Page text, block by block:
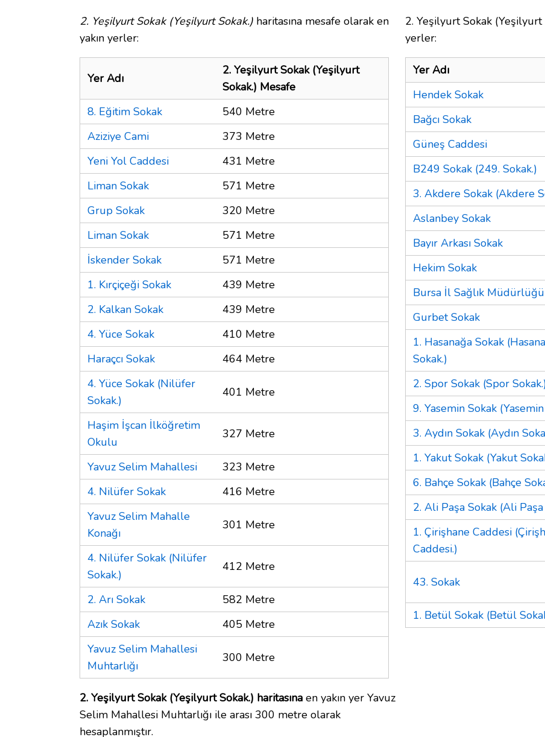
2. Yeşilyurt Sokak (Yeşilyurt Sokak.) haritasına mesafe olarak en
yakın yerler:
Yer Adı
2. Yeşilyurt Sokak (Yeşilyurt
Sokak.) Mesafe
8. Eğitim Sokak
540 Metre
Aziziye Cami
373 Metre
Yeni Yol Caddesi
431 Metre
Liman Sokak
571 Metre
Grup Sokak
320 Metre
Liman Sokak
571 Metre
İskender Sokak
571 Metre
1. Kırçiçeği Sokak
439 Metre
2. Kalkan Sokak
439 Metre
4. Yüce Sokak
410 Metre
Haraçcı Sokak
464 Metre
4. Yüce Sokak (Nilüfer
Sokak.)
401 Metre
Haşim İşcan İlköğretim
Okulu
327 Metre
Yavuz Selim Mahallesi
323 Metre
4. Nilüfer Sokak
416 Metre
Yavuz Selim Mahalle
Konağı
301 Metre
4. Nilüfer Sokak (Nilüfer
Sokak.)
412 Metre
2. Arı Sokak
582 Metre
Azık Sokak
405 Metre
Yavuz Selim Mahallesi
Muhtarlığı
300 Metre
2. Yeşilyurt Sokak (Yeşilyurt Sokak.) haritasına en yakın yer Yavuz
Selim Mahallesi Muhtarlığı ile arası 300 metre olarak
hesaplanmıştır.
2. Yeşilyurt Sokak
yerler:
Yer Adı
Hendek Sokak
Bağcı Sokak
Güneş Caddesi
B249 Sokak (249. Sokak.)
3. Akdere Sokak (Akdere
Aslanbey Sokak
Bayır Arkası Sokak
Hekim Sokak
Bursa İl Sağlık Müdürlüğü
Gurbet Sokak
1. Hasanağa Sokak
Sokak.)
2. Spor Sokak (Spor
9. Yasemin Sokak
3. Aydın Sokak (Aydın
1. Yakut Sokak (Yakut
6. Bahçe Sokak (Bahçe
2. Ali Paşa Sokak (Ali Paşa
1. Çirişhane Caddesi
Caddesi.)
43. Sokak
1. Betül Sokak (Betül